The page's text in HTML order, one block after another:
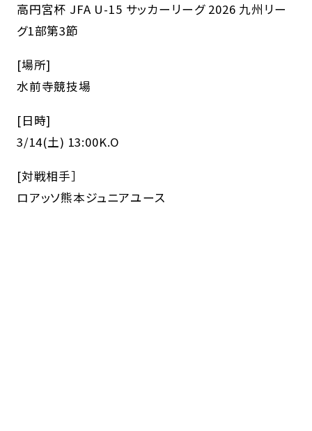
高円宮杯 JFA U-15 サッカーリーグ 2026 九州リー
グ1部第3節
[場所]
水前寺競技場
[日時]
3/14(土) 13:00K.O
[対戦相手］
ロアッソ熊本ジュニアユース